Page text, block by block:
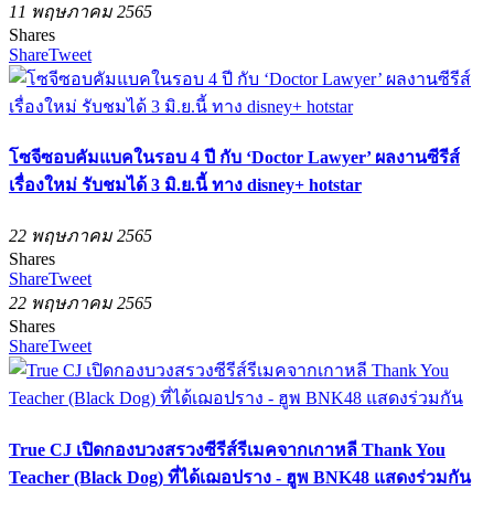
11 พฤษภาคม 2565
Shares
ShareTweet
โซจีซอบคัมแบคในรอบ 4 ปี กับ ‘Doctor Lawyer’ ผลงานซีรีส์
เรื่องใหม่ รับชมได้ 3 มิ.ย.นี้ ทาง disney+ hotstar
22 พฤษภาคม 2565
Shares
ShareTweet
22 พฤษภาคม 2565
Shares
ShareTweet
True CJ เปิดกองบวงสรวงซีรีส์รีเมคจากเกาหลี Thank You
Teacher (Black Dog) ที่ได้เฌอปราง - ฮูพ BNK48 แสดงร่วมกัน